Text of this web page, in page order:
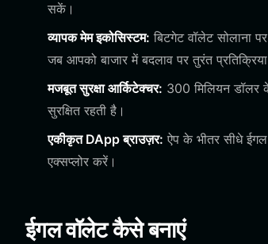
सकें।
व्यापक मेम इकोसिस्टम: बिटगेट वॉलेट सोलाना
जब आपको बाजार में बदलाव पर तुरंत
मजबूत सुरक्षा आर्किटेक्चर: 300 मिलियन डॉलर
सुरक्षित रहती है।
एकीकृत DApp ब्राउज़र: ऐप के भीतर सीधे
एक्सप्लोर करें।
ईगल वॉलेट कैसे बनाएं